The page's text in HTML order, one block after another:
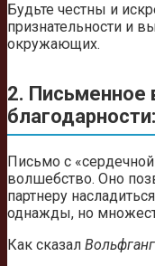
Будьте честны и
признательности и
окружающих.
2.
благодарности:
Письмо с
волшебство. Оно
партнеру
однажды, но
Как сказал